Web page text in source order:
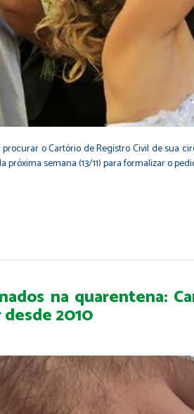
o Cartório de Registro Civil de sua
próxima semana (13/11) para formalizar o
na quarentena:
2010